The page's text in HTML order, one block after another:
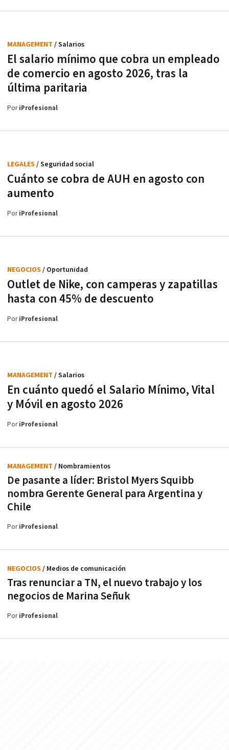
El salario mínimo que cobra un empleado
de comercio en agosto 2026, tras la
última paritaria
MANAGEMENT / Salarios
PoriProfesional
Cuánto se cobra de AUH en agosto con
aumento
LEGALES / Seguridad social
PoriProfesional
Outlet de Nike, con camperas y zapatillas
hasta con 45% de descuento
NEGOCIOS / Oportunidad
PoriProfesional
En cuánto quedó el Salario Mínimo, Vital
y Móvil en agosto 2026
MANAGEMENT / Salarios
PoriProfesional
De pasante a líder: Bristol Myers Squibb
nombra Gerente General para Argentina y
Chile
MANAGEMENT / Nombramientos
PoriProfesional
Tras renunciar a TN, el nuevo trabajo y los
negocios de Marina Señuk
NEGOCIOS / Medios de comunicación
PoriProfesional